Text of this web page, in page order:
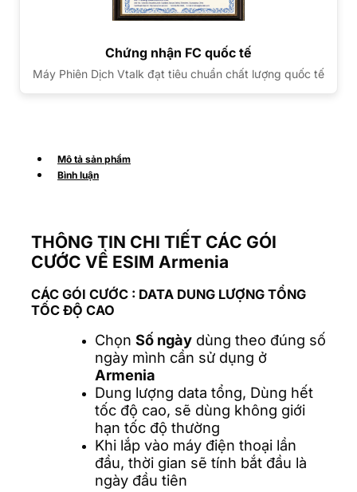
Chứng nhận FC quốc tế
Máy Phiên Dịch Vtalk đạt tiêu chuẩn chất lượng quốc tế
Mô tả sản phẩm
Bình luận
THÔNG TIN CHI TIẾT CÁC GÓI
CƯỚC VỀ ESIM Armenia
CÁC GÓI CƯỚC : DATA DUNG LƯỢNG TỔNG
TỐC ĐỘ CAO
Chọn Số ngày dùng theo đúng số
ngày mình cần sử dụng ở
Armenia
Dung lượng data tổng, Dùng hết
tốc độ cao, sẽ dùng không giới
hạn tốc độ thường
Khi lắp vào máy điện thoại lần
đầu, thời gian sẽ tính bắt đầu là
ngày đầu tiên